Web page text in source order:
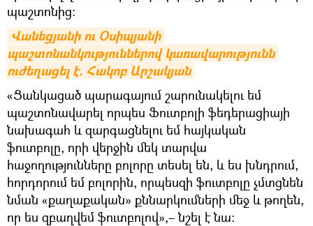
պաշտոնից։
Վանեցյանի ու Օսիպյանի
պաշտոնանկություններով կառավարությունն
ուժեղացել է. Հակոբ Արշակյան
«Ցանկացած պարագայում շարունակելու եմ
պաշտոնավարել որպես Ֆուտբոլի ֆեդերացիայի
նախագահ և զարգացնելու եմ հայկական
ֆուտբոլը, որի վերջին մեկ տարվա
հաջողությունները բոլորը տեսել են, և ես խնդրում,
հորդորում եմ բոլորին, որպեսզի ֆուտբոլը չմտցնեն
նման «քաղաքական» քննարկումների մեջ և թողեն,
որ ես զբաղվեմ ֆուտբոլով»,– նշել է նա։